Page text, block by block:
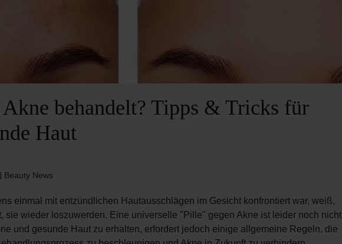
behandelt? Tipps & Tricks für
Haut
Beauty News
einmal mit entzündlichen Hautausschlägen im Gesicht konfrontiert war, weiß,
sie wieder loszuwerden. Eine universelle "Pille" gegen Akne ist leider noch nicht
und gesunde Haut zu erhalten, erfordert jedoch einige allgemeine Regeln, die